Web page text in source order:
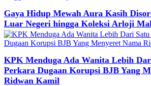
Gaya Hidup Mewah Aura Kasih
Luar Negeri hingga Koleksi Arloji
KPK Menduga Ada Wanita Lebih
Perkara Dugaan Korupsi BJB Yang
Ridwan Kamil